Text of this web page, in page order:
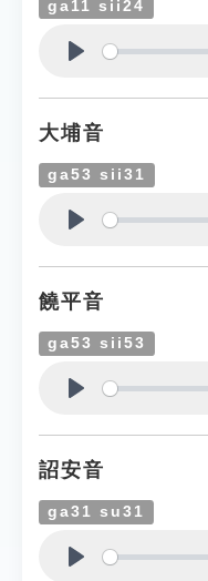
ga11 sii24
大埔音
ga53 sii31
饒平音
ga53 sii53
詔安音
ga31 su31